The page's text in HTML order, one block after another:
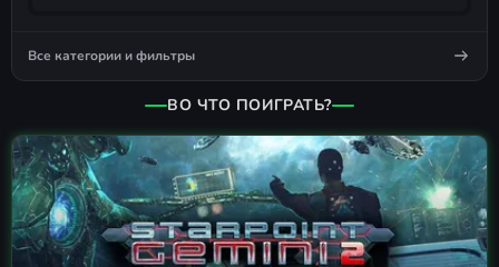
Все категории и фильтры
ВО ЧТО ПОИГРАТЬ?